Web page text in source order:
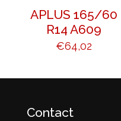
APLUS 165/60
R14 A609
€64,02
Contact